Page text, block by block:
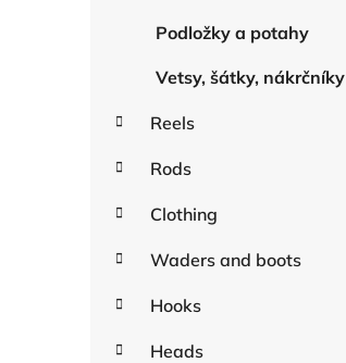
Podložky a potahy
Vetsy, šátky, nákrčníky
Reels
Rods
Clothing
Waders and boots
Hooks
Heads